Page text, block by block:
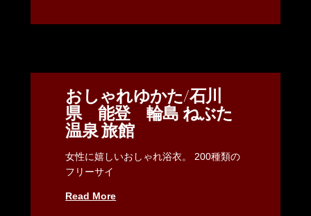
おしゃれゆかた/石川
県 能登 輪島 ねぶた
温泉 旅館
女性に嬉しいおしゃれ浴衣。 200種類の
フリーサイ
Read More